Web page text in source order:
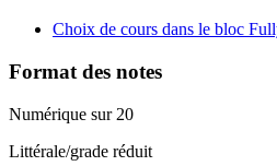
Choix de cours dans le bloc
Format des notes
Numérique sur 20
Littérale/grade réduit